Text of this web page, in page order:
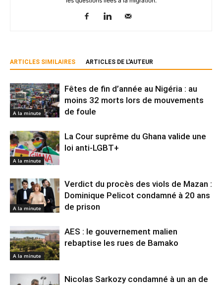
ARTICLES SIMILAIRES ARTICLES DE L'AUTEUR
A la minute
Fêtes de fin d’année au Nigéria : au
moins 32 morts lors de mouvements
de foule
A la minute
La Cour suprême du Ghana valide une
loi anti-LGBT+
A la minute
Verdict du procès des viols de Mazan :
Dominique Pelicot condamné à 20 ans
de prison
A la minute
AES : le gouvernement malien
rebaptise les rues de Bamako
Nicolas Sarkozy condamné à un an de